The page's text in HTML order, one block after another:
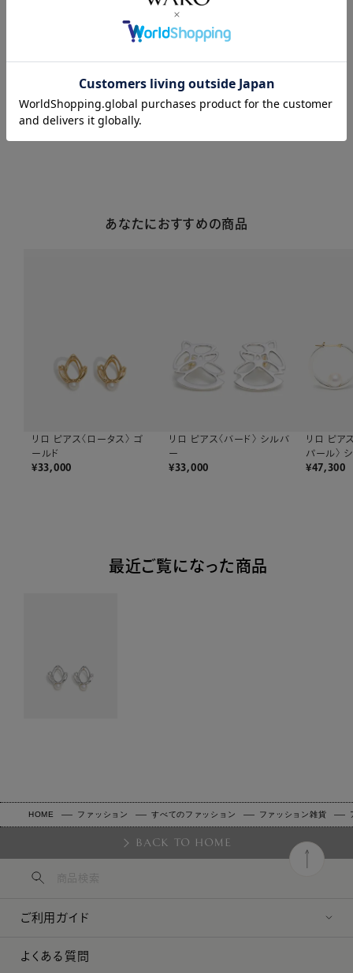
注意事項・キャンセル・返品
あなたにおすすめの商品
リロ ピアス〈ロータス〉 ゴ
ールド
¥33,000
リロ ピアス〈バード〉 シルバ
ー
¥33,000
リロ ピア
パール〉
¥47,300
最近ご覧になった商品
HOME ファッション すべてのファッション ファッション雑貨
BACK TO HOME
ご利用ガイド
よくある質問